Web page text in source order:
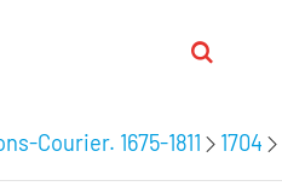
Courier. 1675-1811 1704